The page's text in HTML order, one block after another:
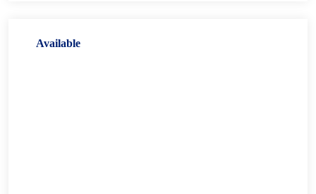
Available